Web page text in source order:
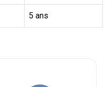
5 ans